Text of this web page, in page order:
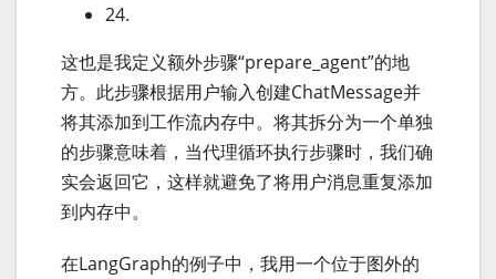
24.
这也是我定义额外步骤“prepare_agent”的地
方。此步骤根据用户输入创建ChatMessage并
将其添加到工作流内存中。将其拆分为一个单独
的步骤意味着，当代理循环执行步骤时，我们确
实会返回它，这样就避免了将用户消息重复添加
到内存中。
在LangGraph的例子中，我用一个位于图外的